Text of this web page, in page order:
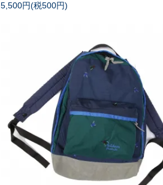
5,500円(税500円)